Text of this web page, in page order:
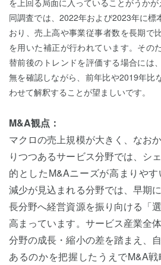
同調査では、2022年および2023年に標
おり、売上高や事業従事者数を長期で
を用いた補正が行われています。その
替前後のトレンドを評価する場合には
無を確認しながら、前年比や2019年比
わせて解釈することが望ましいです。
M&A観点：
マクロの売上規模が大きく、なお
りつつあるサービス分野では、シ
的としたM&Aニーズが高まりや
減少が見込まれる分野では、早期
長分野へ経営資源を振り向ける「
高まっています。サービス産業全
分野の成長・縮小の差を踏まえ、
あるのかを把握したうえでM&A